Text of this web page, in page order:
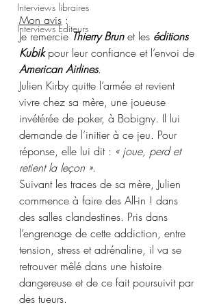
Interviews libraires
Interviews Editeurs
Mon avis :
Je remercie Thierry Brun et les éditions
Kubik pour leur confiance et l’envoi de
American Airlines.
Julien Kirby quitte l’armée et revient
vivre chez sa mère, une joueuse
invétérée de poker, à Bobigny. Il lui
demande de l’initier à ce jeu. Pour
réponse, elle lui dit : « joue, perd et
retient la leçon ».
Suivant les traces de sa mère, Julien
commence à faire des All-in ! dans
des salles clandestines. Pris dans
l’engrenage de cette addiction, entre
tension, stress et adrénaline, il va se
retrouver mêlé dans une histoire
dangereuse et de ce fait poursuivit par
des tueurs.